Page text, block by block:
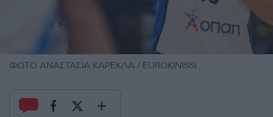
ΦΩΤΟ ΑΝΑΣΤΑΣΙΑ ΚΑΡΕΚΛΑ / EUROKINISSI